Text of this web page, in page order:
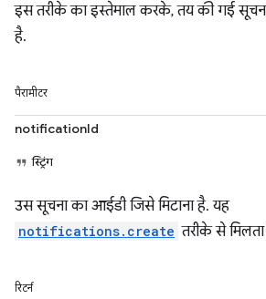
इस तरीके का इस्तेमाल करके, तय की गई सूचना
है.
पैरामीटर
notificationId
स्ट्रिंग
उस सूचना का आईडी जिसे मिटाना है. यह
notifications.create तरीके से
रिटर्न